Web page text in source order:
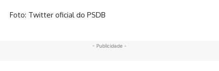
Foto: Twitter oficial do PSDB
- Publicidade -